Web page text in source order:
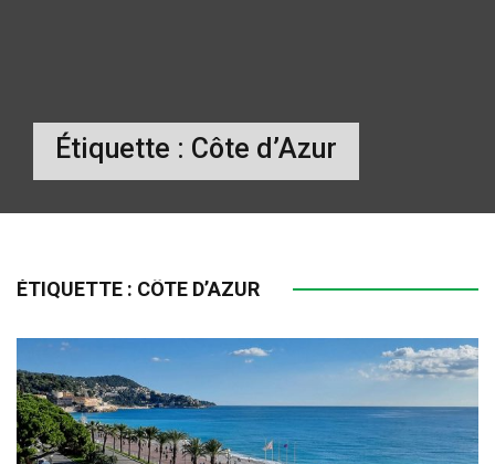
Étiquette : Côte d’Azur
ÉTIQUETTE : CÔTE D’AZUR